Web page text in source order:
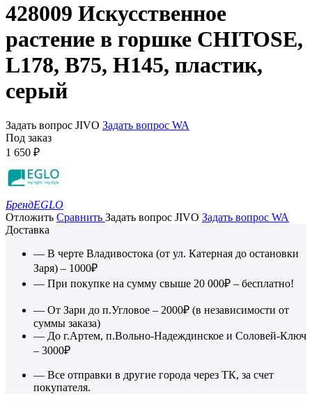
428009 Искусственное
растение в горшке CHITOSE,
L178, B75, H145, пластик,
серый
Задать вопрос JIVO Задать вопрос WA
Под заказ
1 650 ₽
БрендEGLO
Отложить Сравнить Задать вопрос JIVO Задать вопрос WA
Доставка
— В черте Владивостока (от ул. Катерная до остановки
Заря) – 1000₽
— При покупке на сумму свыше 20 000₽ – бесплатно!
— От Зари до п.Угловое – 2000₽ (в независимости от
суммы заказа)
— До г.Артем, п.Вольно-Надеждинское и Соловей-Ключ
– 3000₽
— Все отправки в другие города через ТК, за счет
покупателя.